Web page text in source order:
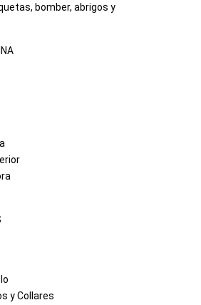
bomber, abrigos y
y Collares